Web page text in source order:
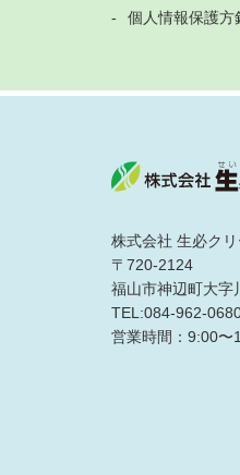
個人情報保護方
株式会社 生必ク
〒720-2124
福山市神辺町大字
TEL:084-962-
営業時間：9:00〜